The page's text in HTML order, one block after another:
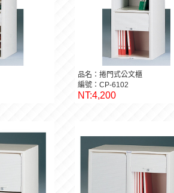
品名：捲門式公文櫃
編號：CP-6102
NT:4,200